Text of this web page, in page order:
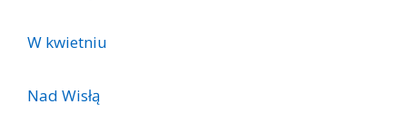
W kwietniu
Nad Wisłą